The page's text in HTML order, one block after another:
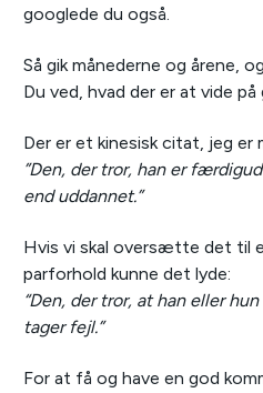
googlede du også.
Så gik månederne og årene,
Du ved, hvad der er at vide
Der er et kinesisk citat, jeg
”Den, der tror, han er
end uddannet.”
Hvis vi skal oversætte det til
parforhold kunne det lyde:
“Den, der tror, at han eller
tager fejl.”
For at få og have en god